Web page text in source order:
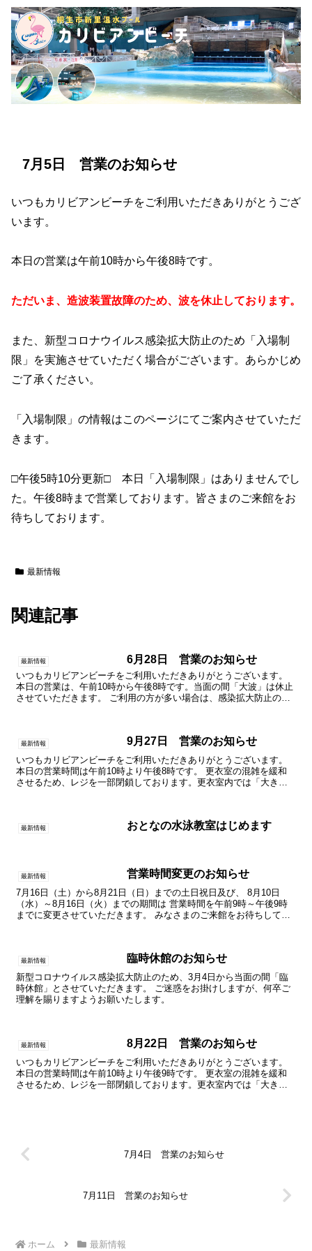
7月5日 営業のお知らせ
いつもカリビアンビーチをご利用いただきありがとうござ
います。
本日の営業は午前10時から午後8時です。
ただいま、造波装置故障のため、波を休止しております。
また、新型コロナウイルス感染拡大防止のため「入場制
限」を実施させていただく場合がございます。あらかじめ
ご了承ください。
「入場制限」の情報はこのページにてご案内させていただ
きます。
□午後5時10分更新□ 本日「入場制限」はありませんでし
た。午後8時まで営業しております。皆さまのご来館をお
待ちしております。
最新情報
関連記事
最新情報 6月28日 営業のお知らせ
いつもカリビアンビーチをご利用いただきありがとうございます。
本日の営業は、午前10時から午後8時です。当面の間「大波」は休止
させていただきます。 ご利用の方が多い場合は、感染拡大防止のた
最新情報 9月27日 営業のお知らせ
いつもカリビアンビーチをご利用いただきありがとうございます。
本日の営業時間は午前10時より午後8時です。 更衣室の混雑を緩和
させるため、レジを一部閉鎖しております。更衣室内では「大きな
最新情報 おとなの水泳教室はじめます
最新情報 営業時間変更のお知らせ
7月16日（土）から8月21日（日）までの土日祝日及び、 8月10日
（水）～8月16日（火）までの期間は 営業時間を午前9時～午後9時
までに変更させていただきます。 みなさまのご来館をお待ちしてお
最新情報 臨時休館のお知らせ
新型コロナウイルス感染拡大防止のため、3月4日から当面の間「臨
時休館」とさせていただきます。 ご迷惑をお掛けしますが、何卒ご
理解を賜りますようお願いたします。
最新情報 8月22日 営業のお知らせ
いつもカリビアンビーチをご利用いただきありがとうございます。
本日の営業時間は午前10時より午後9時です。 更衣室の混雑を緩和
させるため、レジを一部閉鎖しております。更衣室内では「大きな
7月4日 営業のお知らせ
7月11日 営業のお知らせ
ホーム 最新情報